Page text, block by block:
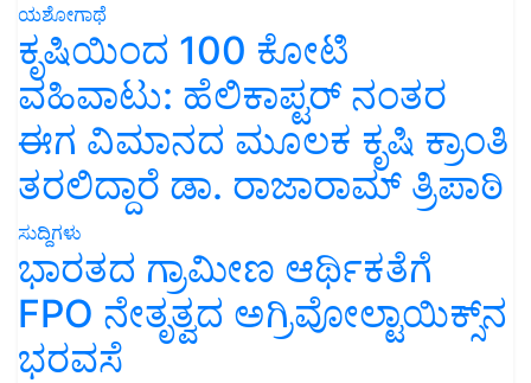
ಯಶೋಗಾಥೆ
ಕೃಷಿಯಿಂದ 100 ಕೋಟಿ
ವಹಿವಾಟು: ಹೆಲಿಕಾಪ್ಟರ್ ನಂತರ
ಈಗ ವಿಮಾನದ ಮೂಲಕ ಕೃಷಿ ಕ್ರಾಂತಿ
ತರಲಿದ್ದಾರೆ ಡಾ. ರಾಜಾರಾಮ್ ತ್ರಿಪಾಠಿ
ಸುದ್ದಿಗಳು
ಭಾರತದ ಗ್ರಾಮೀಣ ಆರ್ಥಿಕತೆಗೆ
FPO ನೇತೃತ್ವದ ಅಗ್ರಿವೋಲ್ಟಾಯಿಕ್ಸ್‌ನ
ಭರವಸೆ